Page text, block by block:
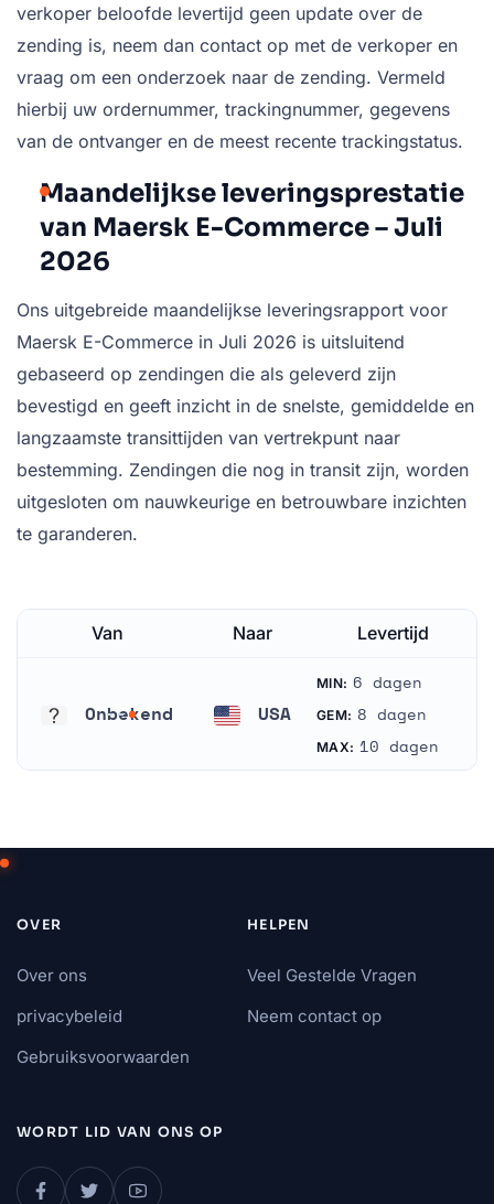
verkoper beloofde levertijd geen update over de
zending is, neem dan contact op met de verkoper en
vraag om een onderzoek naar de zending. Vermeld
hierbij uw ordernummer, trackingnummer, gegevens
van de ontvanger en de meest recente trackingstatus.
Maandelijkse leveringsprestatie
van Maersk E-Commerce – Juli
2026
Ons uitgebreide maandelijkse leveringsrapport voor
Maersk E-Commerce in Juli 2026 is uitsluitend
gebaseerd op zendingen die als geleverd zijn
bevestigd en geeft inzicht in de snelste, gemiddelde en
langzaamste transittijden van vertrekpunt naar
bestemming. Zendingen die nog in transit zijn, worden
uitgesloten om nauwkeurige en betrouwbare inzichten
te garanderen.
Van Naar Levertijd
Onbekend USA
Verenigde Staten
MIN: 6 dagen
GEM: 8 dagen
MAX: 10 dagen
OVER
Over ons
privacybeleid
Gebruiksvoorwaarden
HELPEN
Veel Gestelde Vragen
Neem contact op
WORDT LID VAN ONS OP